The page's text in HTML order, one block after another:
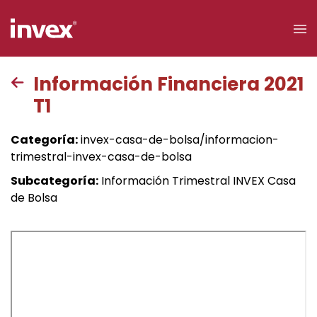
Buscar
Personas
Información Financiera 2021
T1
Categoría:invex-casa-de-bolsa/informacion-
trimestral-invex-casa-de-bolsa
Subcategoría: Información Trimestral INVEX Casa
de Bolsa